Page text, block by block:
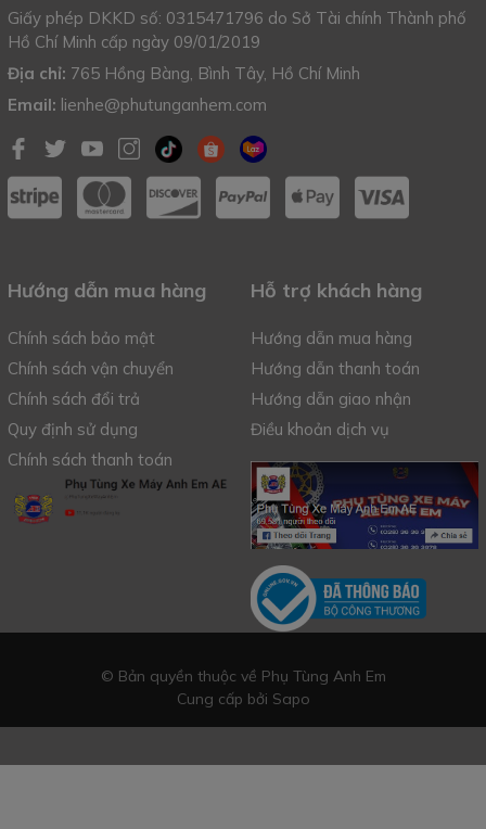
Giấy phép DKKD số: 0315471796 do Sở Tài chính Thành phố
Hồ Chí Minh cấp ngày 09/01/2019
Địa chỉ: 765 Hồng Bàng, Bình Tây, Hồ Chí Minh
Email: lienhe@phutunganhem.com
Hướng dẫn mua hàng
Chính sách bảo mật
Chính sách vận chuyển
Chính sách đổi trả
Quy định sử dụng
Chính sách thanh toán
Hỗ trợ khách hàng
Hướng dẫn mua hàng
Hướng dẫn thanh toán
Hướng dẫn giao nhận
Điều khoản dịch vụ
© Bản quyền thuộc về Phụ Tùng Anh Em
Cung cấp bởi Sapo